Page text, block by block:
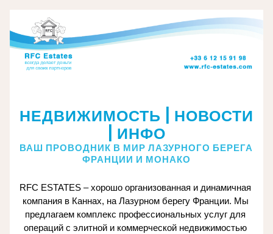
НЕДВИЖИМОСТЬ | НОВОСТИ
| ИНФО
ВАШ ПРОВОДНИК В МИР ЛАЗУРНОГО БЕРЕГА
ФРАНЦИИ И МОНАКО
RFC ESTATES – хорошо организованная и динамичная
компания в Каннах, на Лазурном берегу Франции. Мы
предлагаем комплекс профессиональных услуг для
операций с элитной и коммерческой недвижимостью